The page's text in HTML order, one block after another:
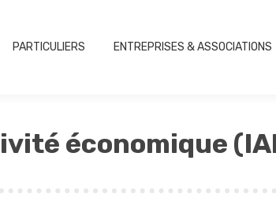
PARTICULIERS ENTREPRISES & ASSOCIATIONS
économique